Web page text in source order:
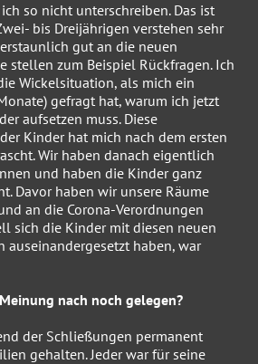
so nicht unterschreiben. Das ist
bis Dreijährigen verstehen sehr
gut an die neuen
stellen zum Beispiel Rückfragen. Ich
Wickelsituation, als mich ein
gefragt hat, warum ich jetzt
aufsetzen muss. Diese
Kinder hat mich nach dem ersten
Wir haben danach eigentlich
und haben die Kinder ganz
Davor haben wir unsere Räume
an die Corona-Verordnungen
sich die Kinder mit diesen neuen
auseinandergesetzt haben, war
nach noch gelegen?
der Schließungen permanent
gehalten. Jeder war für seine